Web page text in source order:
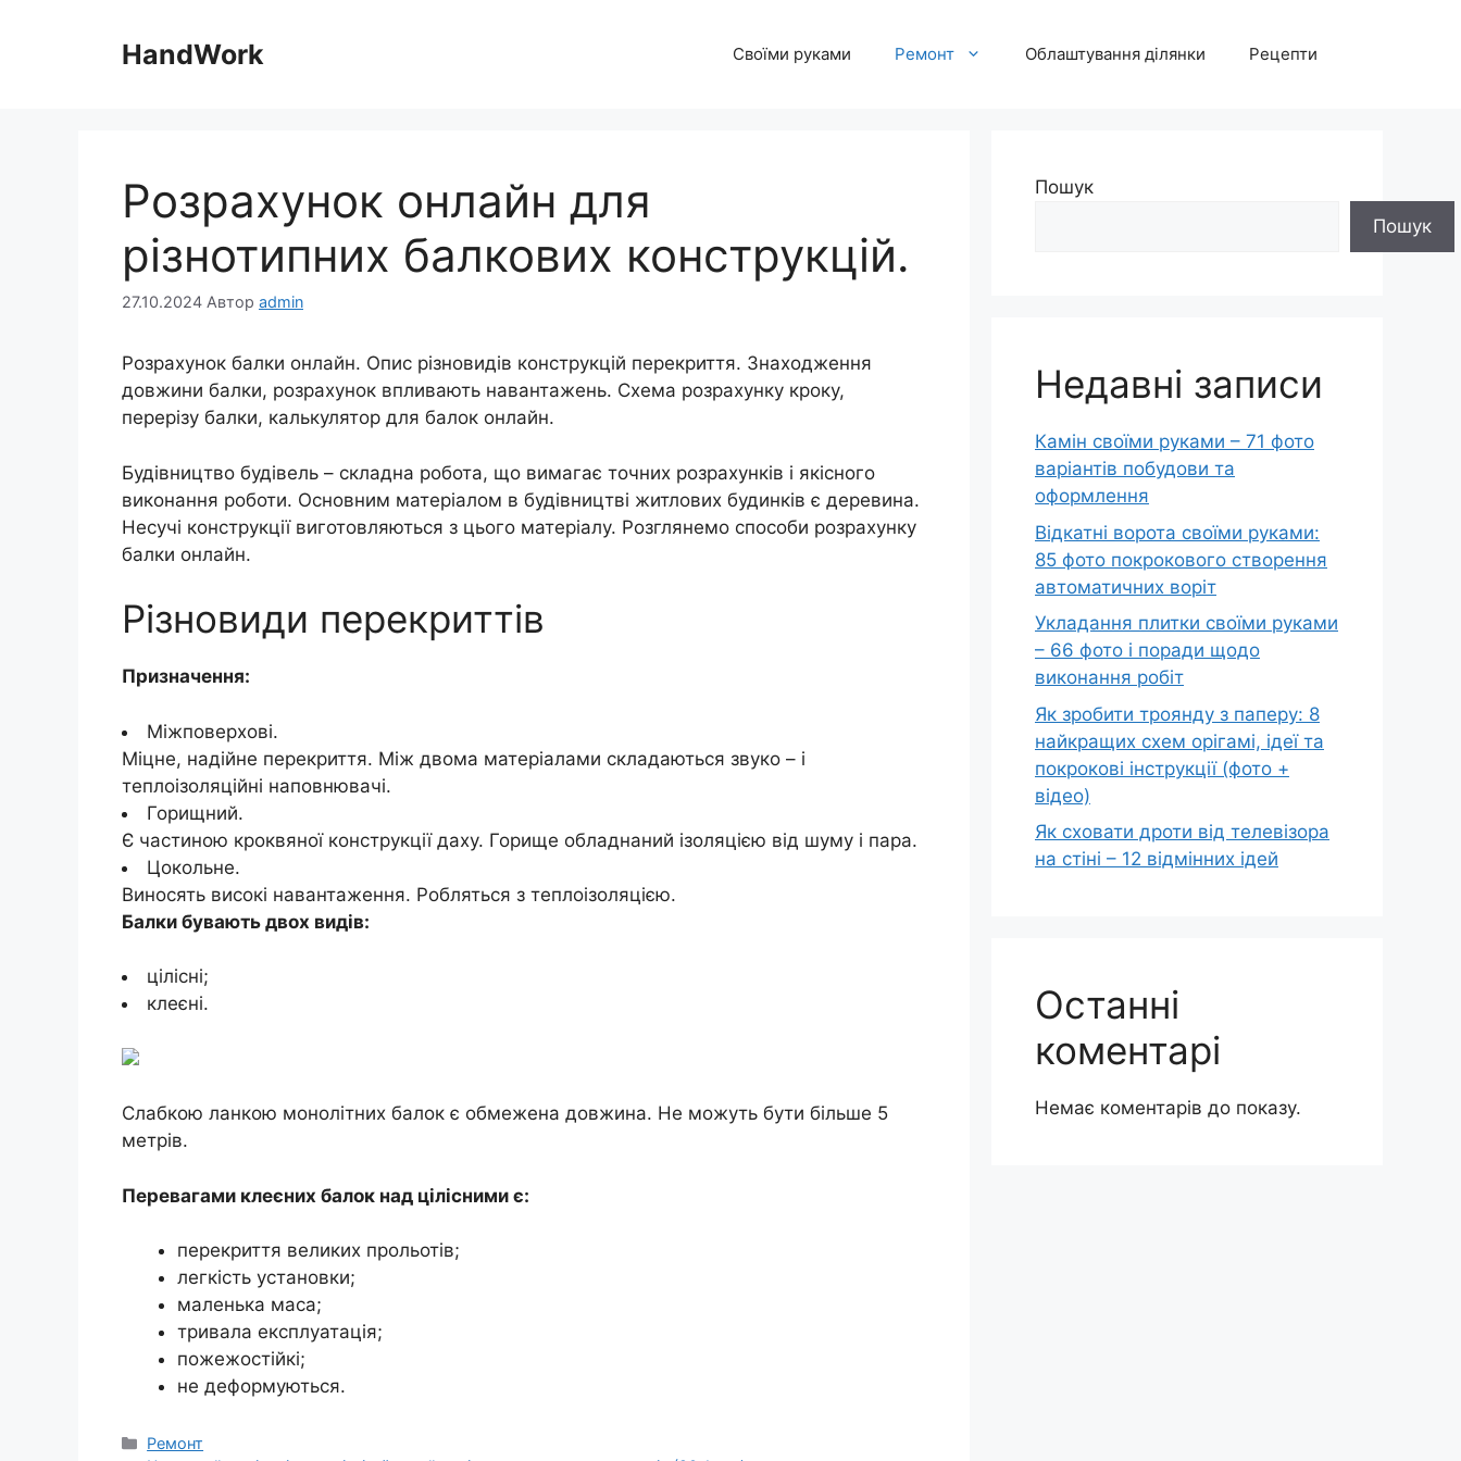
HandWork Своїми руками Ремонт Облаштування ділянки Рецепти
Розрахунок онлайн для
різнотипних балкових конструкцій.
27.10.2024 Автор admin
Розрахунок балки онлайн. Опис різновидів конструкцій перекриття. Знаходження
довжини балки, розрахунок впливають навантажень. Схема розрахунку кроку,
перерізу балки, калькулятор для балок онлайн.
Будівництво будівель – складна робота, що вимагає точних розрахунків і якісного
виконання роботи. Основним матеріалом в будівництві житлових будинків є деревина.
Несучі конструкції виготовляються з цього матеріалу. Розглянемо способи розрахунку
балки онлайн.
Різновиди перекриттів
Призначення:
Міжповерхові.
Міцне, надійне перекриття. Між двома матеріалами складаються звуко – і
теплоізоляційні наповнювачі.
Горищний.
Є частиною кроквяної конструкції даху. Горище обладнаний ізоляцією від шуму і пара.
Цокольне.
Виносять високі навантаження. Робляться з теплоізоляцією.
Балки бувають двох видів:
цілісні;
клеєні.
Слабкою ланкою монолітних балок є обмежена довжина. Не можуть бути більше 5
метрів.
Перевагами клеєних балок над цілісними є:
перекриття великих прольотів;
легкість установки;
маленька маса;
тривала експлуатація;
пожежостійкі;
не деформуються.
Категорії
Ремонт
Пошук
Пошук
Недавні записи
Камін своїми руками – 71 фото
варіантів побудови та
оформлення
Відкатні ворота своїми руками:
85 фото покрокового створення
автоматичних воріт
Укладання плитки своїми руками
– 66 фото і поради щодо
виконання робіт
Як зробити троянду з паперу: 8
найкращих схем орігамі, ідеї та
покрокові інструкції (фото +
відео)
Як сховати дроти від телевізора
на стіні – 12 відмінних ідей
Останні
коментарі
Немає коментарів до показу.